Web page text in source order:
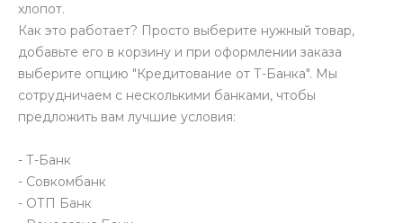
хлопот.
Как это работает? Просто выберите нужный товар,
добавьте его в корзину и при оформлении заказа
выберите опцию "Кредитование от Т-Банка". Мы
сотрудничаем с несколькими банками, чтобы
предложить вам лучшие условия:
- Т-Банк
- Совкомбанк
- ОТП Банк